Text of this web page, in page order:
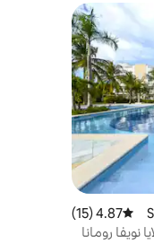
متوسط التقييم 4.87 من 5، 15 مراجعات
4.87 (15)
نويفا رومانا